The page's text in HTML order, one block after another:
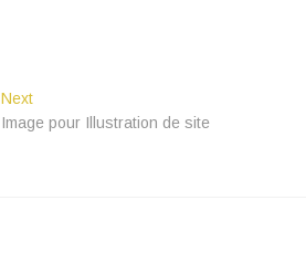
NextNext
post:
Image pour Illustration de site